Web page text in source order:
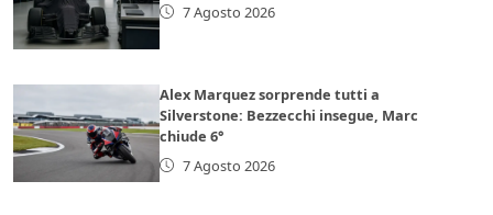
7 Agosto 2026
Alex Marquez sorprende tutti a
Silverstone: Bezzecchi insegue, Marc
chiude 6°
7 Agosto 2026